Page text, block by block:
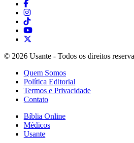
© 2026 Usante - Todos os direitos
Quem Somos
Política Editorial
Termos e Privacidade
Contato
Bíblia Online
Médicos
Usante